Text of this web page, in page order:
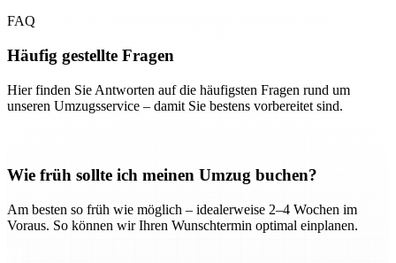
FAQ
Häufig gestellte Fragen
Hier finden Sie Antworten auf die häufigsten Fragen rund um
unseren Umzugsservice – damit Sie bestens vorbereitet sind.
Wie früh sollte ich meinen Umzug buchen?
Am besten so früh wie möglich – idealerweise 2–4 Wochen im
Voraus. So können wir Ihren Wunschtermin optimal einplanen.